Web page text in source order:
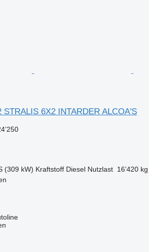
STRALIS 6X2 INTARDER ALCOA'S
(309 kW) Kraftstoff Diesel Nutzlast 16’420 kg